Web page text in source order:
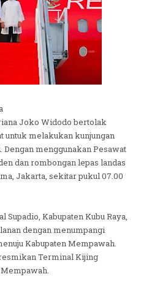
Joko Widodo bertolak
untuk melakukan kunjungan
Dengan menggunakan Pesawat
dan rombongan lepas landas
Jakarta, sekitar pukul 07.00
Supadio, Kabupaten Kubu Raya,
dengan menumpangi
Kabupaten Mempawah.
Terminal Kijing